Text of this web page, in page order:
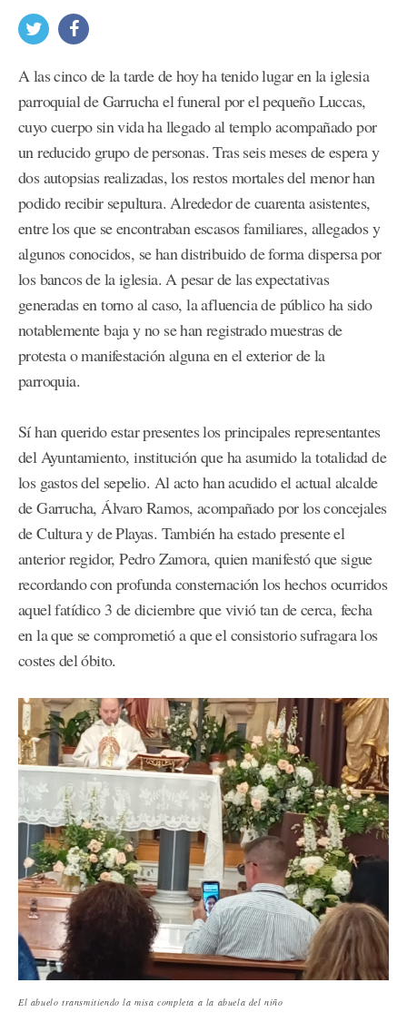
A las cinco de la tarde de hoy ha tenido lugar en la iglesia
parroquial de Garrucha el funeral por el pequeño Luccas,
cuyo cuerpo sin vida ha llegado al templo acompañado por
un reducido grupo de personas. Tras seis meses de espera y
dos autopsias realizadas, los restos mortales del menor han
podido recibir sepultura. Alrededor de cuarenta asistentes,
entre los que se encontraban escasos familiares, allegados y
algunos conocidos, se han distribuido de forma dispersa por
los bancos de la iglesia. A pesar de las expectativas
generadas en torno al caso, la afluencia de público ha sido
notablemente baja y no se han registrado muestras de
protesta o manifestación alguna en el exterior de la
parroquia.
Sí han querido estar presentes los principales representantes
del Ayuntamiento, institución que ha asumido la totalidad de
los gastos del sepelio. Al acto han acudido el actual alcalde
de Garrucha, Álvaro Ramos, acompañado por los concejales
de Cultura y de Playas. También ha estado presente el
anterior regidor, Pedro Zamora, quien manifestó que sigue
recordando con profunda consternación los hechos ocurridos
aquel fatídico 3 de diciembre que vivió tan de cerca, fecha
en la que se comprometió a que el consistorio sufragara los
costes del óbito.
El abuelo transmitiendo la misa completa a la abuela del niño